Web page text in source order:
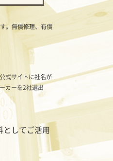
。無償修理、有償
式サイトに社名が
カーを2社選出
してご活用